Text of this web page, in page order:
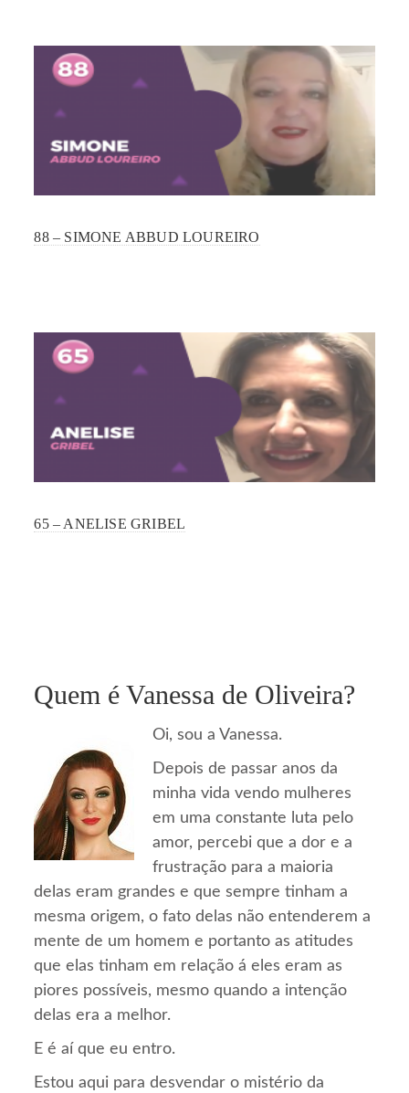
88 – SIMONE ABBUD LOUREIRO
65 – ANELISE GRIBEL
Quem é Vanessa de Oliveira?
Oi, sou a Vanessa.
Depois de passar anos da
minha vida vendo mulheres
em uma constante luta pelo
amor, percebi que a dor e a
frustração para a maioria
delas eram grandes e que sempre tinham a
mesma origem, o fato delas não entenderem a
mente de um homem e portanto as atitudes
que elas tinham em relação á eles eram as
piores possíveis, mesmo quando a intenção
delas era a melhor.
E é aí que eu entro.
Estou aqui para desvendar o mistério da